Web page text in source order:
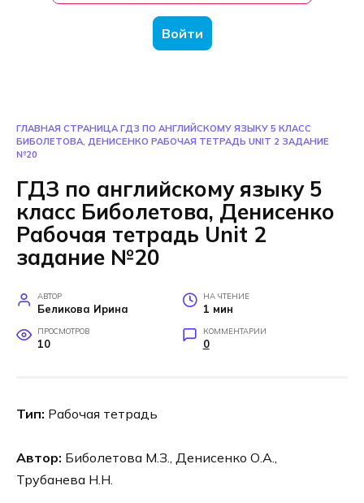
Войти
ГЛАВНАЯ СТРАНИЦА ГДЗ ПО АНГЛИЙСКОМУ ЯЗЫКУ 5 КЛАСС
БИБОЛЕТОВА, ДЕНИСЕНКО РАБОЧАЯ ТЕТРАДЬ UNIT 2 ЗАДАНИЕ
№20
ГДЗ по английскому языку 5
класс Биболетова, Денисенко
Рабочая тетрадь Unit 2
задание №20
АВТОР
Беликова Ирина
НА ЧТЕНИЕ
1 мин
ПРОСМОТРОВ
10
КОММЕНТАРИИ
0
Тип: Рабочая тетрадь
Автор: Биболетова М.З., Денисенко О.А.,
Трубанева Н.Н.